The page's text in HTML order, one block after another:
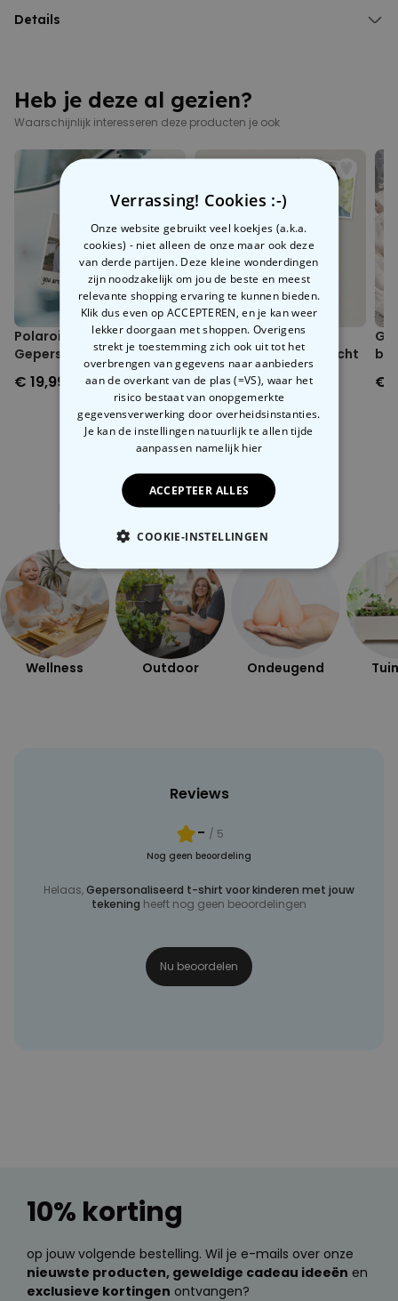
Kleine kunstenaars, groot publiek! Met ons
Gewoon de tekening op wit papier uploaden en wij maken er een
hoogwaardige print van op een comfortabel shirt. Het resultaat? Een
t-shirt dat met trots wordt gedragen en gegarandeerd
Details
Wasbaar in de wasmachine op 40°C
Geschikt voor de droger
Eerlijke arbeidsomstandigheden & milieuvriendelijke productie
Bedrukt in Oostenrijk
Maatafwijkingen van ca. +/-5% ten opzichte van de maattabel
Heb je deze al gezien?
Waarschijnlijk interesseren deze producten je ook
Polaroid-look
Gepersonaliseerde
Geurhanger set van 2
€ 19,99
Gepersonaliseerde
Sokken met Foto Gezicht
€ 19,99 €
Gerelateerde categorie
Bekijk onze andere categorie met ongewone dingen
Wellness Outdoor Ondeugend
Reviews
- / 5
Nog geen beoordeling
Helaas,Gepersonaliseerd t-shirt voor kinderen met jouw
tekening heeft nog geen beoordelingen
Nu beoordelen
10% korting
op jouw volgende bestelling. Wil je e-mails over onze
nieuwste producten, geweldige cadeau ideeën en
exclusieve kortingen ontvangen?
Verrassing! Cookies :-)
Onze website gebruikt veel koekjes (a.k.a.
cookies) - niet alleen de onze maar ook deze
van derde partijen. Deze kleine wonderdingen
zijn noodzakelijk om jou de beste en meest
relevante shopping ervaring te kunnen bieden.
Klik dus even op ACCEPTEREN, en je kan weer
lekker doorgaan met shoppen. Overigens
strekt je toestemming zich ook uit tot het
overbrengen van gegevens naar aanbieders
aan de overkant van de plas (=VS), waar het
risico bestaat van onopgemerkte
gegevensverwerking door overheidsinstanties.
Je kan de instellingen natuurlijk te allen tijde
aanpassen namelijk hier
ACCEPTEER ALLES
COOKIE-INSTELLINGEN
NOODZAKELIJK
PERFORMANCE
MARKETING OVERIGE